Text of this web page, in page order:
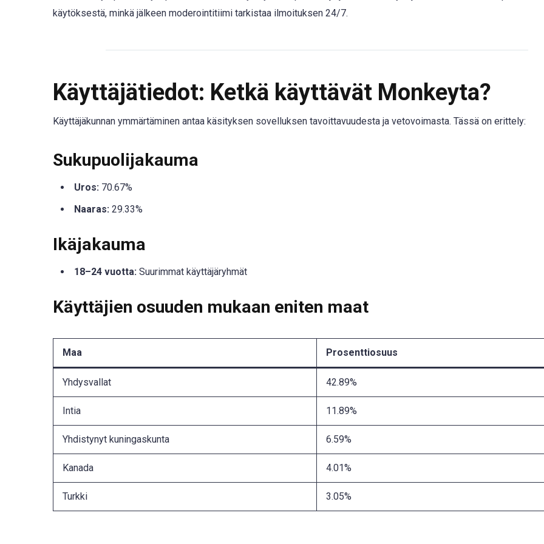
käytöksestä, minkä jälkeen moderointitiimi tarkistaa ilmoituksen 24/7.
Käyttäjätiedot: Ketkä käyttävät Monkeyta?
Käyttäjäkunnan ymmärtäminen antaa käsityksen sovelluksen tavoittavuudesta ja vetovoimasta. Tässä on erittely:
Sukupuolijakauma
Uros: 70.67%
Naaras: 29.33%
Ikäjakauma
18–24 vuotta: Suurimmat käyttäjäryhmät
Käyttäjien osuuden mukaan eniten maat
Maa Prosenttiosuus
Yhdysvallat 42.89%
Intia 11.89%
Yhdistynyt kuningaskunta 6.59%
Kanada 4.01%
Turkki 3.05%